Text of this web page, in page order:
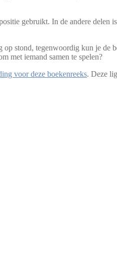
gebruikt. In de andere
stond, tegenwoordig kun je
met iemand samen te spelen?
voor deze boekenreeks. Deze